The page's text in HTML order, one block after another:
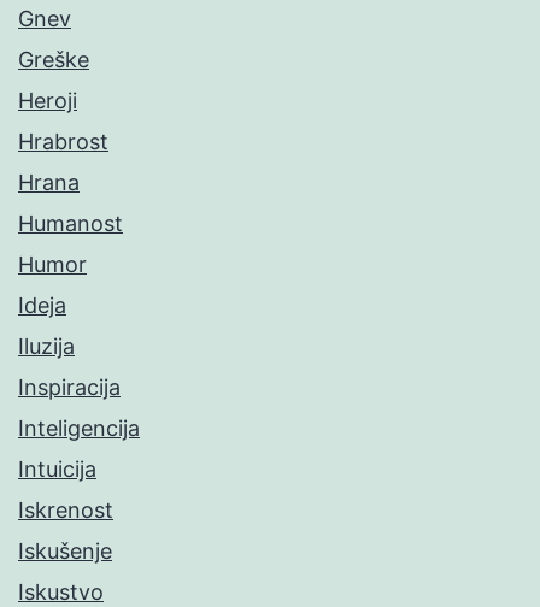
Gnev
Greške
Heroji
Hrabrost
Hrana
Humanost
Humor
Ideja
Iluzija
Inspiracija
Inteligencija
Intuicija
Iskrenost
Iskušenje
Iskustvo